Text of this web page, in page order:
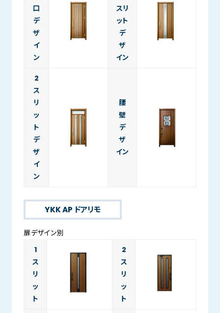
口
デ
ザ
イ
ン
スリ
ット
デ
ザ
イン
2
ス
リ
ッ
ト
デ
ザ
イ
ン
腰
壁
デ
ザ
イン
YKK AP ドアリモ
扉デザイン別
1
ス
リ
ッ
ト
2
ス
リ
ッ
ト